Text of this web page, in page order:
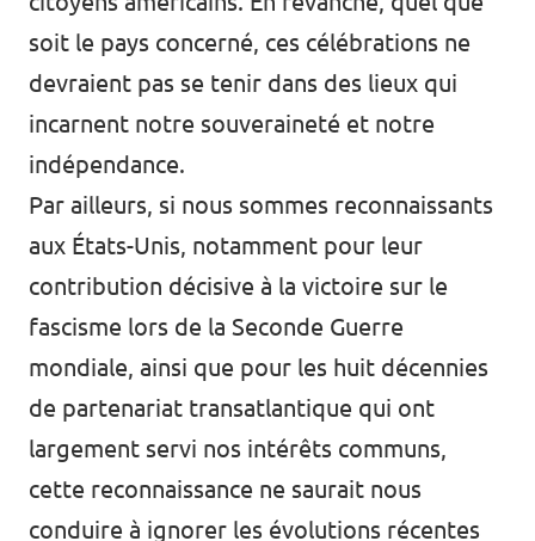
soit le pays concerné, ces célébrations ne
devraient pas se tenir dans des lieux qui
incarnent notre souveraineté et notre
indépendance.
Par ailleurs, si nous sommes reconnaissants
aux États-Unis, notamment pour leur
contribution décisive à la victoire sur le
fascisme lors de la Seconde Guerre
mondiale, ainsi que pour les huit décennies
de partenariat transatlantique qui ont
largement servi nos intérêts communs,
cette reconnaissance ne saurait nous
conduire à ignorer les évolutions récentes